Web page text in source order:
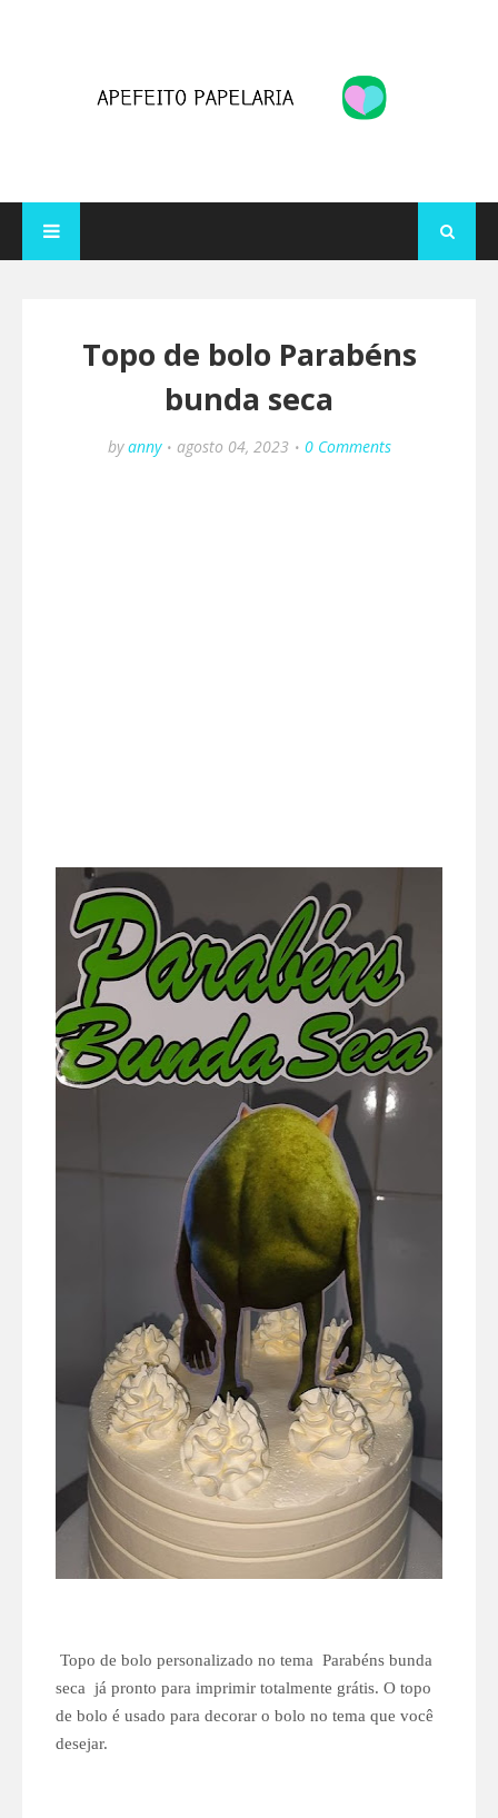
Topo de bolo Parabéns
bunda seca
by anny agosto 04, 2023 0 Comments
Topo de bolo personalizado no tema Parabéns bunda
seca já pronto para imprimir totalmente grátis. O topo
de bolo é usado para decorar o bolo no tema que você
desejar.